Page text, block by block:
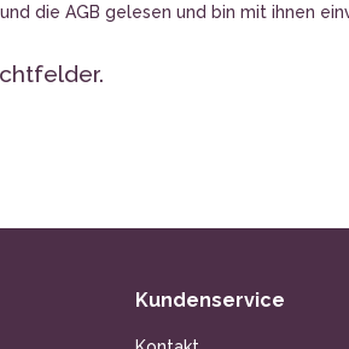
die AGB gelesen und bin mit ihnen
Kundenservice